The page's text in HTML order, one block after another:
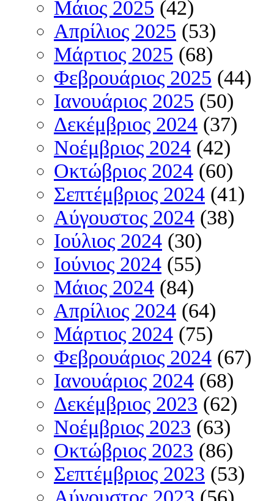
Μάιος 2025 (42)
Απρίλιος 2025 (53)
Μάρτιος 2025 (68)
Φεβρουάριος 2025 (44)
Ιανουάριος 2025 (50)
Δεκέμβριος 2024 (37)
Νοέμβριος 2024 (42)
Οκτώβριος 2024 (60)
Σεπτέμβριος 2024 (41)
Αύγουστος 2024 (38)
Ιούλιος 2024 (30)
Ιούνιος 2024 (55)
Μάιος 2024 (84)
Απρίλιος 2024 (64)
Μάρτιος 2024 (75)
Φεβρουάριος 2024 (67)
Ιανουάριος 2024 (68)
Δεκέμβριος 2023 (62)
Νοέμβριος 2023 (63)
Οκτώβριος 2023 (86)
Σεπτέμβριος 2023 (53)